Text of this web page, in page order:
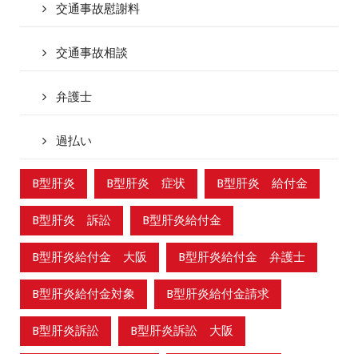
交通事故慰謝料
交通事故相談
弁護士
過払い
B型肝炎 B型肝炎 症状 B型肝炎 給付金
B型肝炎 訴訟 B型肝炎給付金
B型肝炎給付金 大阪 B型肝炎給付金 弁護士
B型肝炎給付金対象 B型肝炎給付金請求
B型肝炎訴訟 B型肝炎訴訟 大阪